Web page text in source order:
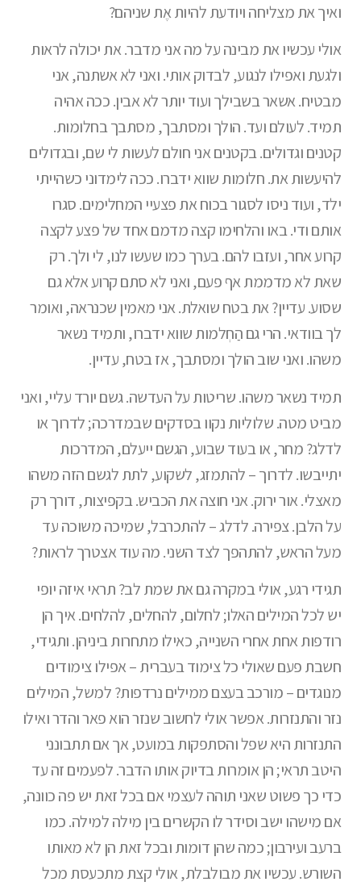
ואיך את מצליחה ויודעת להיות אֶת שניהם?
אולי עכשיו את מבינה על מה אני מדבר. את יכולה לראות
ולגעת ואפילו לנגוע, לבדוק אותי. ואני לא אשתנה, אני
מבטיח. אשאר בשבילך ועוד יותר לא אבין. ככה אהיה
תמיד. לעולם ועד. הולך ומסתבך, מסתבך בחלומות.
קטנים וגדולים. בקטנים אני חולם לעשות לי שם, ובגדולים
להיעשות את. חלומות שווא ידברו. ככה לימדוני כשהייתי
ילד, ועוד ניסו לסגור בכוח את פצעיי המחלימים. סגרו
אותם ודי. באו והלחימו קצה מדמם אחד של פצע לקצה
קרוע אחר, ועזבו להם. בערך כמו שעשו לנו, לי ולך. רק
שאת לא מדממת אף פעם, ואני לא סתם קרוע אלא גם
שסוע. עדיין? את בטח שואלת. אני מאמין שכנראה, ואומר
לך בוודאי. הרי גם הַחְלמות שווא ידברו, ותמיד נשאר
משהו. ואני שוב הולך ומסתבך, אז בטח, עדיין.
תמיד נשאר משהו. שריטות על העדשה. גשם יורד עליי, ואני
מביט מטה. שלוליות נקוו בסדקים שבמדרכה; לדרוך או
לדלג? מחר, או בעוד שבוע, הגשם ייעלם, המדרכות
יתייבשו. לדרוך – להתמזג, לשקוע, לתת לגשם הזה משהו
מאצלי. אור ירוק. אני חוצה את הכביש. בקפיצות, דורך רק
על הלבן. צפירה. לדלג – להתכרבל, שמיכה משוכה עד
מעל הראש, להתהפך לצד השני. מה עוד אצטרך לראות?
תגידי רגע, אולי במקרה גם את שמת לב? תראי איזה יופי
יש לכל המילים האלו; לחלום, להחלים, להלחים. איך הן
רודפות אחת אחרי השנייה, כאילו מתחרות ביניהן. ותגידי,
חשבת פעם שאולי כל צימוד בעברית – אפילו צימודים
מנוגדים – מורכב בעצם ממילים נרדפות? למשל, המילים
נזר והתנזרות. אפשר אולי לחשוב שנזר הוא פאר והדר ואילו
התנזרות היא שפל והסתפקות במועט, אך אם תתבונני
היטב תראי; הן אומרות בדיוק אותו הדבר. לפעמים זה עד
כדי כך פשוט שאני תוהה לעצמי אם בכל זאת יש פה כוונה,
אם מישהו ישב וסידר לו הקשרים בין מילה למילה. כמו
ברעב ועירבון; כמה שהן דומות ובכל זאת הן לא מאותו
השורש. עכשיו את מבולבלת, אולי קצת מתכעסת מכל